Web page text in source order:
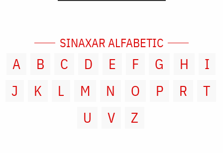
SINAXAR ALFABETIC
A B C D E F G H
I
J
K L M N O P R
T
U
V Z